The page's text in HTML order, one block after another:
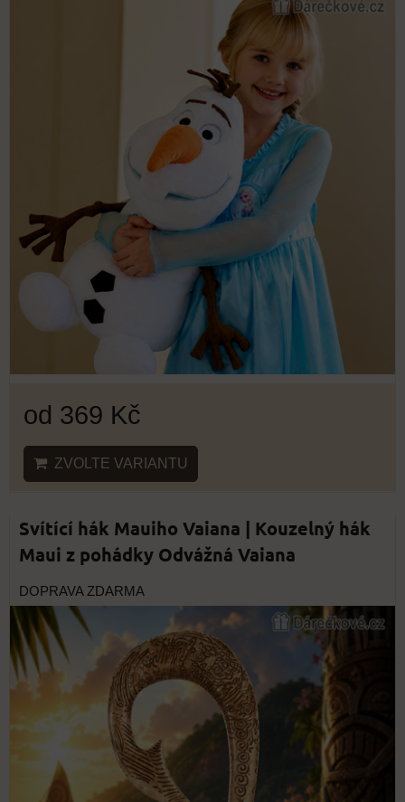
od 369 Kč
ZVOLTE VARIANTU
Svítící hák Mauiho Vaiana | Kouzelný hák
Maui z pohádky Odvážná Vaiana
DOPRAVA ZDARMA